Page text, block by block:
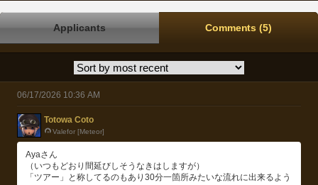
Applicants Comments (5)
06/17/2026 10:36 AM
Totowa Coto
Valefor [Meteor]
Ayaさん
（いつもどおり間延びしそうなきはしますが）
「ツアー」と称してるのもあり30分一箇所みたいな流れに出来るよう